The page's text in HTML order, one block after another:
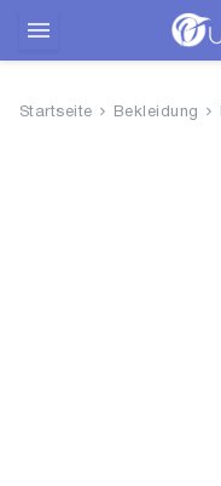
Startseite Bekleidung